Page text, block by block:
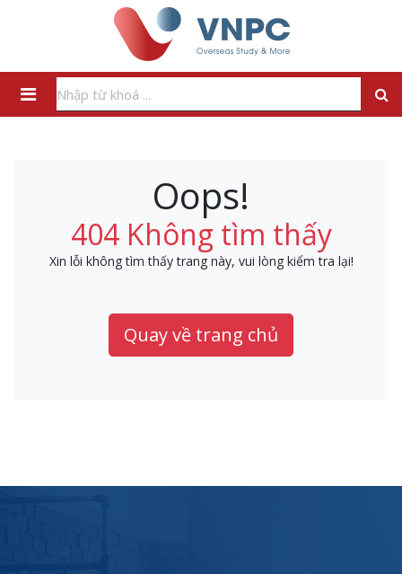
Oops!
404 Không tìm thấy
Xin lỗi không tìm thấy trang này, vui lòng kiểm tra lại!
Quay về trang chủ